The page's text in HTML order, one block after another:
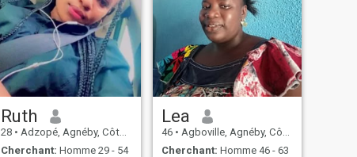
Ruth
28 • Adzopé, Agnéby, Côte d'ivoire
Cherchant: Homme 29 - 54
Lea
46 • Agboville, Agnéby, Côte d'ivoire
Cherchant: Homme 46 - 63